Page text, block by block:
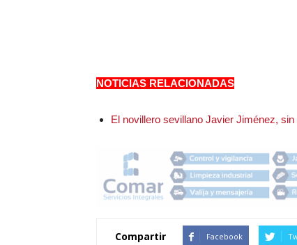
NOTICIAS RELACIONADAS
El novillero sevillano Javier Jiménez, sin
Compartir Facebook